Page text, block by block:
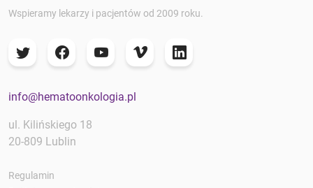
Wspieramy lekarzy i pacjentów od 2009 roku.
info@hematoonkologia.pl
ul. Kilińskiego 18
20-809 Lublin
Regulamin